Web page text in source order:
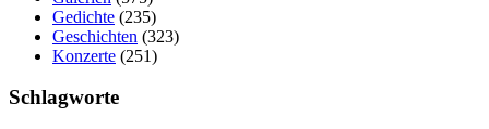
Gedichte (235)
Geschichten (323)
Konzerte (251)
Schlagworte